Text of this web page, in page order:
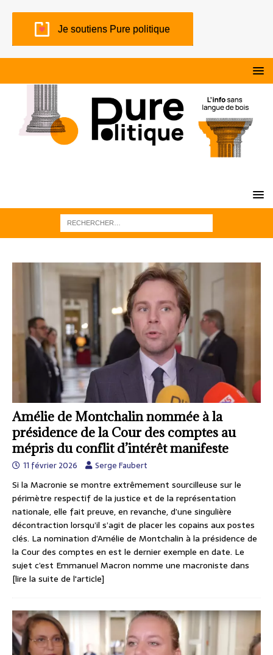
Je soutiens Pure politique
Amélie de Montchalin nommée à la
présidence de la Cour des comptes au
mépris du conflit d’intérêt manifeste
11 février 2026 Serge Faubert
Si la Macronie se montre extrêmement sourcilleuse sur le
périmètre respectif de la justice et de la représentation
nationale, elle fait preuve, en revanche, d’une singulière
décontraction lorsqu’il s’agit de placer les copains aux postes
clés. La nomination d’Amélie de Montchalin à la présidence de
la Cour des comptes en est le dernier exemple en date. Le
sujet c’est Emmanuel Macron nomme une macroniste dans
[lire la suite de l'article]